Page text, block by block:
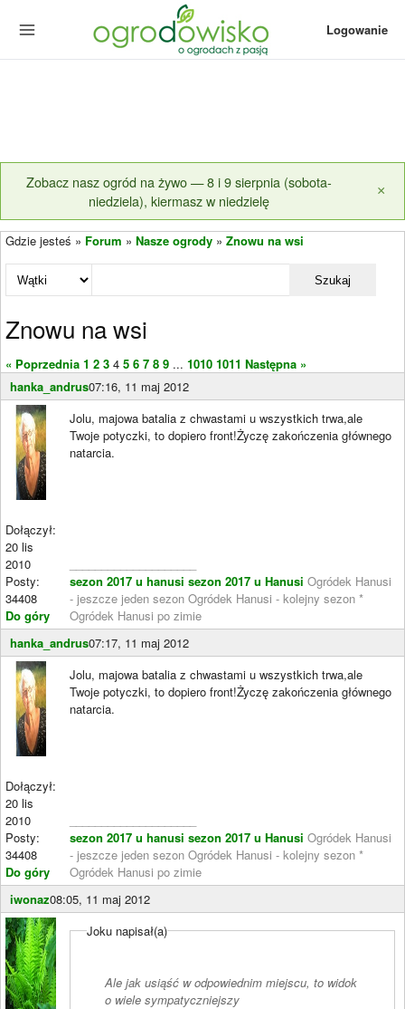
Logowanie
Zobacz nasz ogród na żywo — 8 i 9 sierpnia (sobota-
niedziela), kiermasz w niedzielę
×
Gdzie jesteś » Forum » Nasze ogrody » Znowu na wsi
Szukaj
Znowu na wsi
« Poprzednia 1 2 3 4 5 6 7 8 9 ... 1010 1011 Następna »
hanka_andrus07:16, 11 maj 2012
Dołączył:
20 lis
2010
Posty:
34408
Do góry
Jolu, majowa batalia z chwastami u wszystkich trwa,ale
Twoje potyczki, to dopiero front!Życzę zakończenia głównego
natarcia.
sezon 2017 u hanusi sezon 2017 u Hanusi Ogródek Hanusi
- jeszcze jeden sezon Ogródek Hanusi - kolejny sezon *
Ogródek Hanusi po zimie
hanka_andrus07:17, 11 maj 2012
Dołączył:
20 lis
2010
Posty:
34408
Do góry
Jolu, majowa batalia z chwastami u wszystkich trwa,ale
Twoje potyczki, to dopiero front!Życzę zakończenia głównego
natarcia.
sezon 2017 u hanusi sezon 2017 u Hanusi Ogródek Hanusi
- jeszcze jeden sezon Ogródek Hanusi - kolejny sezon *
Ogródek Hanusi po zimie
iwonaz08:05, 11 maj 2012
Joku napisał(a)
Ale jak usiąść w odpowiednim miejscu, to widok
o wiele sympatyczniejszy